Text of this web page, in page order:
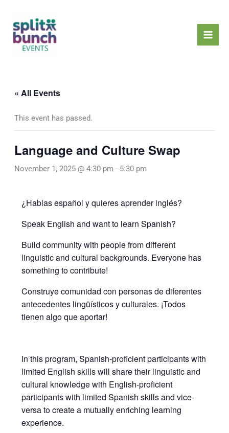
content
« All Events
This event has passed.
Language and Culture Swap
November 1, 2025 @ 4:30 pm - 5:30 pm
¿Hablas español y quieres aprender inglés?
Speak English and want to learn Spanish?
Build community with people from different
linguistic and cultural backgrounds. Everyone has
something to contribute!
Construye comunidad con personas de diferentes
antecedentes lingüísticos y culturales. ¡Todos
tienen algo que aportar!
In this program, Spanish-proficient participants with
limited English skills will share their linguistic and
cultural knowledge with English-proficient
participants with limited Spanish skills and vice-
versa to create a mutually enriching learning
experience.